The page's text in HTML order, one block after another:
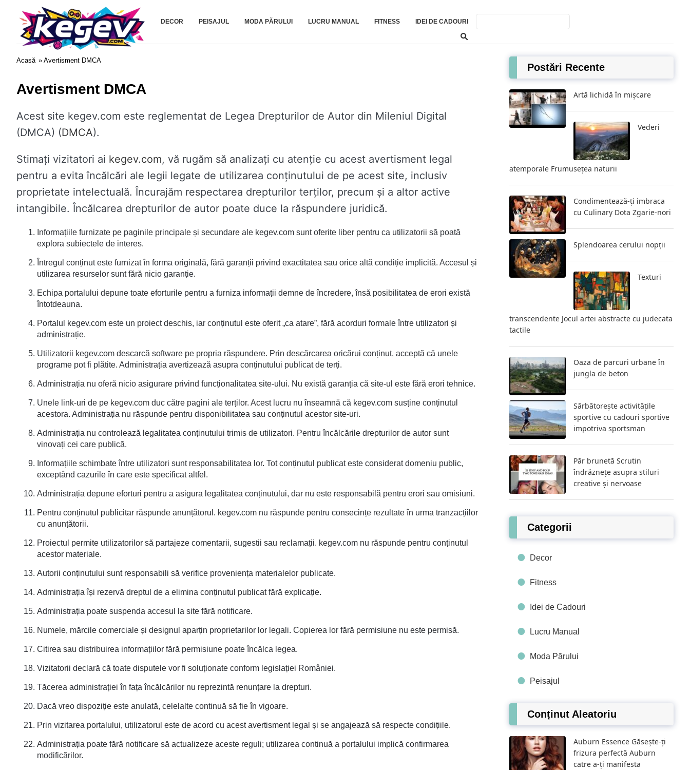
Kegev.com
DECOR PEISAJUL MODA PĂRULUI LUCRU MANUAL FITNESS IDEI DE CADOURI
Acasă » Avertisment DMCA
Avertisment DMCA
Acest site kegev.com este reglementat de Legea Drepturilor de Autor din Mileniul Digital
(DMCA) (DMCA).
Stimați vizitatori ai kegev.com, vă rugăm să analizați cu atenție cu acest avertisment legal
pentru a evita încălcări ale legii legate de utilizarea conținutului de pe acest site, inclusiv
proprietate intelectuală. Încurajăm respectarea drepturilor terților, precum și a altor active
intangibile. Încălcarea drepturilor de autor poate duce la răspundere juridică.
Informațiile furnizate pe paginile principale și secundare ale kegev.com sunt oferite liber pentru ca utilizatorii să poată
explora subiectele de interes.
Întregul conținut este furnizat în forma originală, fără garanții privind exactitatea sau orice altă condiție implicită. Accesul și
utilizarea resurselor sunt fără nicio garanție.
Echipa portalului depune toate eforturile pentru a furniza informații demne de încredere, însă posibilitatea de erori există
întotdeauna.
Portalul kegev.com este un proiect deschis, iar conținutul este oferit „ca atare”, fără acorduri formale între utilizatori și
administrație.
Utilizatorii kegev.com descarcă software pe propria răspundere. Prin descărcarea oricărui conținut, acceptă că unele
programe pot fi plătite. Administrația avertizează asupra conținutului publicat de terți.
Administrația nu oferă nicio asigurare privind funcționalitatea site-ului. Nu există garanția că site-ul este fără erori tehnice.
Unele link-uri de pe kegev.com duc către pagini ale terților. Acest lucru nu înseamnă că kegev.com susține conținutul
acestora. Administrația nu răspunde pentru disponibilitatea sau conținutul acestor site-uri.
Administrația nu controlează legalitatea conținutului trimis de utilizatori. Pentru încălcările drepturilor de autor sunt
vinovați cei care publică.
Informațiile schimbate între utilizatori sunt responsabilitatea lor. Tot conținutul publicat este considerat domeniu public,
exceptând cazurile în care este specificat altfel.
Administrația depune eforturi pentru a asigura legalitatea conținutului, dar nu este responsabilă pentru erori sau omisiuni.
Pentru conținutul publicitar răspunde anunțătorul. kegev.com nu răspunde pentru consecințe rezultate în urma tranzacțiilor
cu anunțătorii.
Proiectul permite utilizatorilor să partajeze comentarii, sugestii sau reclamații. kegev.com nu răspunde pentru conținutul
acestor materiale.
Autorii conținutului sunt responsabili să verifice proveniența materialelor publicate.
Administrația își rezervă dreptul de a elimina conținutul publicat fără explicație.
Administrația poate suspenda accesul la site fără notificare.
Numele, mărcile comerciale și designul aparțin proprietarilor lor legali. Copierea lor fără permisiune nu este permisă.
Citirea sau distribuirea informațiilor fără permisiune poate încălca legea.
Vizitatorii declară că toate disputele vor fi soluționate conform legislației României.
Tăcerea administrației în fața încălcărilor nu reprezintă renunțare la drepturi.
Dacă vreo dispoziție este anulată, celelalte continuă să fie în vigoare.
Prin vizitarea portalului, utilizatorul este de acord cu acest avertisment legal și se angajează să respecte condițiile.
Administrația poate fără notificare să actualizeze aceste reguli; utilizarea continuă a portalului implică confirmarea
modificărilor.
Postări Recente
Artă lichidă în mișcare
Vederi
atemporale Frumusețea naturii
Condimentează-ți imbraca
cu Culinary Dota Zgarie-nori
Splendoarea cerului nopții
Texturi
transcendente Jocul artei abstracte cu judecata
tactile
Oaza de parcuri urbane în
jungla de beton
Sărbătorește activitățile
sportive cu cadouri sportive
impotriva sportsman
Păr brunetă Scrutin
îndrăznețe asupra stiluri
creative și nervoase
Categorii
Decor
Fitness
Idei de Cadouri
Lucru Manual
Moda Părului
Peisajul
Conținut Aleatoriu
Auburn Essence Găsește-ți
frizura perfectă Auburn
catre a-ți manifesta